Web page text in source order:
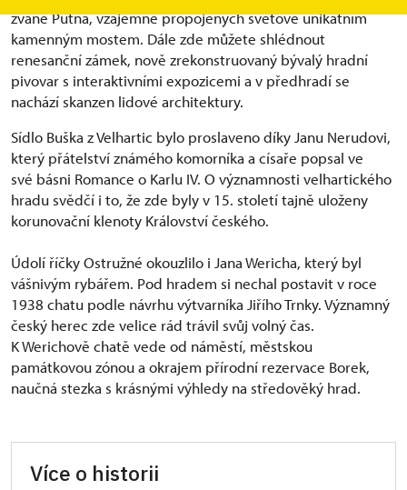
zvané Putna, vzájemně propojených světově unikátním
kamenným mostem. Dále zde můžete shlédnout
renesanční zámek, nově zrekonstruovaný bývalý hradní
pivovar s interaktivními expozicemi a v předhradí se
nachází skanzen lidové architektury.
Sídlo Buška z Velhartic bylo proslaveno díky Janu Nerudovi,
který přátelství známého komorníka a císaře popsal ve
své básni Romance o Karlu IV. O významnosti velhartického
hradu svědčí i to, že zde byly v 15. století tajně uloženy
korunovační klenoty Království českého.
Údolí říčky Ostružné okouzlilo i Jana Wericha, který byl
vášnivým rybářem. Pod hradem si nechal postavit v roce
1938 chatu podle návrhu výtvarníka Jiřího Trnky. Významný
český herec zde velice rád trávil svůj volný čas.
K Werichově chatě vede od náměstí, městskou
památkovou zónou a okrajem přírodní rezervace Borek,
naučná stezka s krásnými výhledy na středověký hrad.
Více o historii